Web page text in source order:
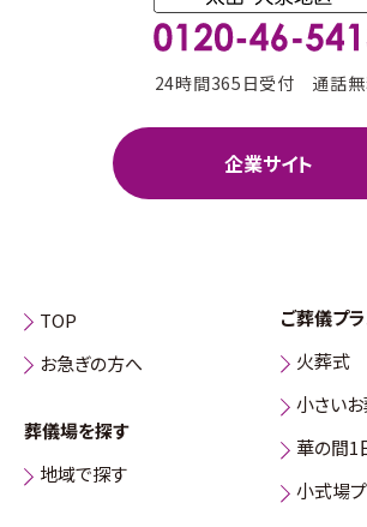
24時間365日受付 通話
企業サイト
TOP
お急ぎの方へ
葬儀場を探す
地域で探す
ご葬儀プ
火葬式
小さい
華の間1
小式場